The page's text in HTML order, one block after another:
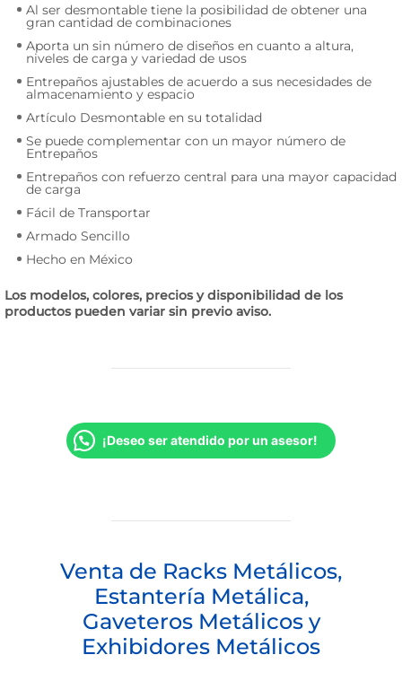
Al ser desmontable tiene la posibilidad de obtener una
gran cantidad de combinaciones
Aporta un sin número de diseños en cuanto a altura,
niveles de carga y variedad de usos
Entrepaños ajustables de acuerdo a sus necesidades de
almacenamiento y espacio
Artículo Desmontable en su totalidad
Se puede complementar con un mayor número de
Entrepaños
Entrepaños con refuerzo central para una mayor capacidad
de carga
Fácil de Transportar
Armado Sencillo
Hecho en México
Los modelos, colores, precios y disponibilidad de los
productos pueden variar sin previo aviso.
¡Deseo ser atendido por un asesor!
Venta de Racks Metálicos,
Estantería Metálica,
Gaveteros Metálicos y
Exhibidores Metálicos